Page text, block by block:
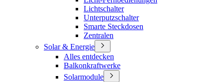
Lichtschalter
Unterputzschalter
Smarte Steckdosen
Zentralen
Solar & Energie
Alles entdecken
Balkonkraftwerke
Solarmodule